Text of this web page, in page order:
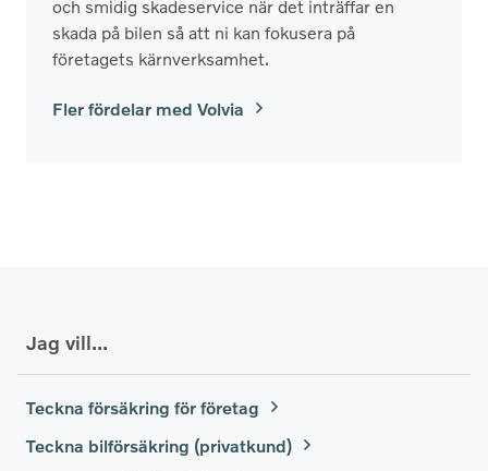
och smidig skadeservice när det inträffar en
skada på bilen så att ni kan fokusera på
företagets kärnverksamhet.
Fler fördelar med Volvia
Jag vill...
Teckna försäkring för företag
Teckna bilförsäkring (privatkund)